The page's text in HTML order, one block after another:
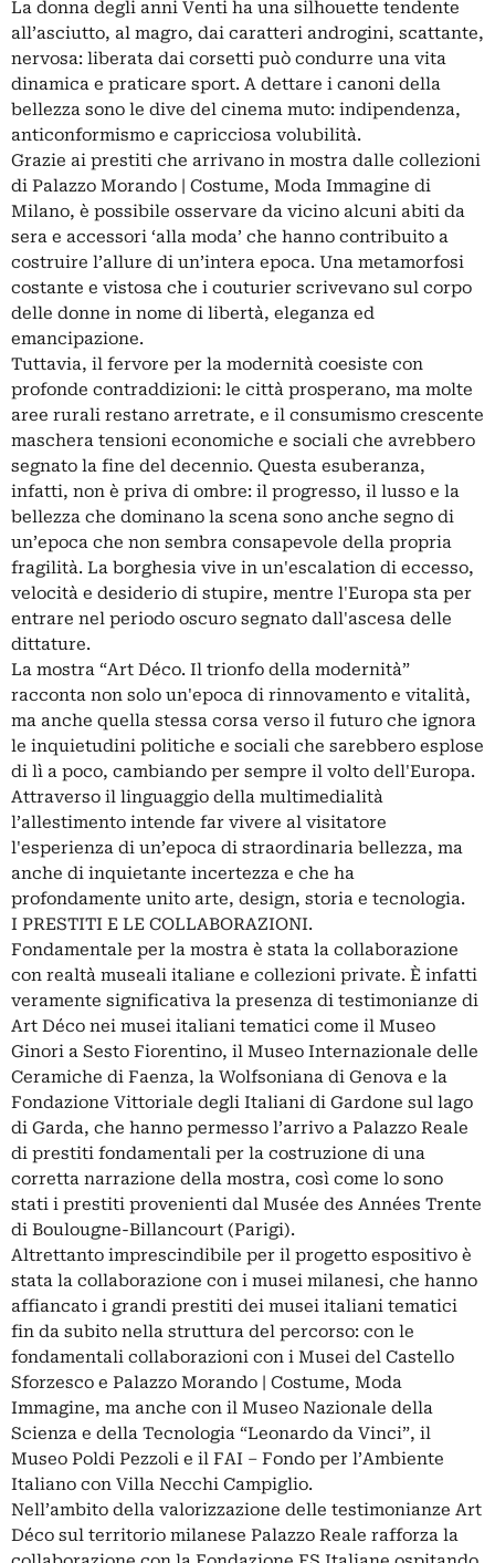
La donna degli anni Venti ha una silhouette tendente
all’asciutto, al magro, dai caratteri androgini, scattante,
nervosa: liberata dai corsetti può condurre una vita
dinamica e praticare sport. A dettare i canoni della
bellezza sono le dive del cinema muto: indipendenza,
anticonformismo e capricciosa volubilità.
Grazie ai prestiti che arrivano in mostra dalle collezioni
di Palazzo Morando | Costume, Moda Immagine di
Milano, è possibile osservare da vicino alcuni abiti da
sera e accessori ‘alla moda’ che hanno contribuito a
costruire l’allure di un’intera epoca. Una metamorfosi
costante e vistosa che i couturier scrivevano sul corpo
delle donne in nome di libertà, eleganza ed
emancipazione.
Tuttavia, il fervore per la modernità coesiste con
profonde contraddizioni: le città prosperano, ma molte
aree rurali restano arretrate, e il consumismo crescente
maschera tensioni economiche e sociali che avrebbero
segnato la fine del decennio. Questa esuberanza,
infatti, non è priva di ombre: il progresso, il lusso e la
bellezza che dominano la scena sono anche segno di
un’epoca che non sembra consapevole della propria
fragilità. La borghesia vive in un'escalation di eccesso,
velocità e desiderio di stupire, mentre l'Europa sta per
entrare nel periodo oscuro segnato dall'ascesa delle
dittature.
La mostra “Art Déco. Il trionfo della modernità”
racconta non solo un'epoca di rinnovamento e vitalità,
ma anche quella stessa corsa verso il futuro che ignora
le inquietudini politiche e sociali che sarebbero esplose
di lì a poco, cambiando per sempre il volto dell'Europa.
Attraverso il linguaggio della multimedialità
l’allestimento intende far vivere al visitatore
l'esperienza di un’epoca di straordinaria bellezza, ma
anche di inquietante incertezza e che ha
profondamente unito arte, design, storia e tecnologia.
I PRESTITI E LE COLLABORAZIONI.
Fondamentale per la mostra è stata la collaborazione
con realtà museali italiane e collezioni private. È infatti
veramente significativa la presenza di testimonianze di
Art Déco nei musei italiani tematici come il Museo
Ginori a Sesto Fiorentino, il Museo Internazionale delle
Ceramiche di Faenza, la Wolfsoniana di Genova e la
Fondazione Vittoriale degli Italiani di Gardone sul lago
di Garda, che hanno permesso l’arrivo a Palazzo Reale
di prestiti fondamentali per la costruzione di una
corretta narrazione della mostra, così come lo sono
stati i prestiti provenienti dal Musée des Années Trente
di Boulougne-Billancourt (Parigi).
Altrettanto imprescindibile per il progetto espositivo è
stata la collaborazione con i musei milanesi, che hanno
affiancato i grandi prestiti dei musei italiani tematici
fin da subito nella struttura del percorso: con le
fondamentali collaborazioni con i Musei del Castello
Sforzesco e Palazzo Morando | Costume, Moda
Immagine, ma anche con il Museo Nazionale della
Scienza e della Tecnologia “Leonardo da Vinci”, il
Museo Poldi Pezzoli e il FAI – Fondo per l’Ambiente
Italiano con Villa Necchi Campiglio.
Nell’ambito della valorizzazione delle testimonianze Art
Déco sul territorio milanese Palazzo Reale rafforza la